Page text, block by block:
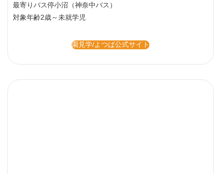
最寄りバス停小沼（神奈中バス）
対象年齢2歳～未就学児
園見学/よつば公式サイト